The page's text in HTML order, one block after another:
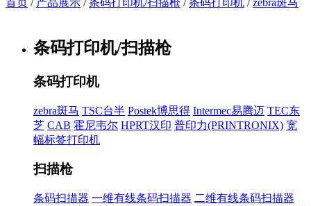
首页 / 产品展示 / 条码打印机/扫描枪 / 条码打印机 / zebra斑马
条码打印机/扫描枪
条码打印机
zebra斑马 TSC台半 Postek博思得 Intermec易腾迈 TEC东
芝 CAB 霍尼韦尔 HPRT汉印 普印力(PRINTRONIX) 宽
幅标签打印机
扫描枪
条码扫描器 一维有线条码扫描器 二维有线条码扫描器